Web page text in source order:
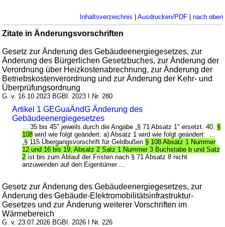
Inhaltsverzeichnis Ausdrucken/PDF| nach oben
Zitate in Änderungsvorschriften
Gesetz zur Änderung des Gebäudeenergiegesetzes, zur
Änderung des Bürgerlichen Gesetzbuches, zur Änderung der
Verordnung über Heizkostenabrechnung, zur Änderung der
Betriebskostenverordnung und zur Änderung der Kehr- und
Überprüfungsordnung
G. v. 16.10.2023 BGBl. 2023 I Nr. 280
Artikel 1 GEGuaÄndG Änderung des
Gebäudeenergiegesetzes
... 35 bis 45" jeweils durch die Angabe „§ 71 Absatz 1" ersetzt. 40. §
108 wird wie folgt geändert: a) Absatz 1 wird wie folgt geändert: ...
„§ 115 Übergangsvorschrift für Geldbußen § 108 Absatz 1 Nummer
12 und 16 bis 19, Absatz 2 Satz 1 Nummer 3 Buchstabe b und Satz
2 ist bis zum Ablauf der Fristen nach § 71 Absatz 8 nicht
anzuwenden auf den Eigentümer ...
Gesetz zur Änderung des Gebäudeenergiegesetzes, zur
Änderung des Gebäude-Elektromobilitätsinfrastruktur-
Gesetzes und zur Änderung weiterer Vorschriften im
Wärmebereich
G. v. 23.07.2026 BGBl. 2026 I Nr. 226